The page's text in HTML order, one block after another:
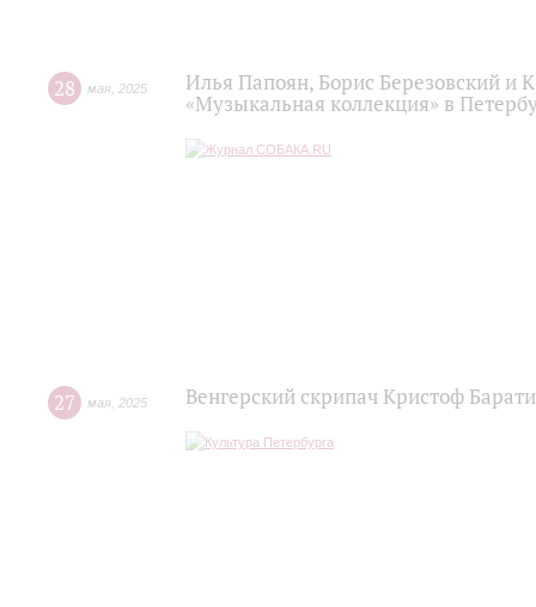
28 мая 2025
Илья Папоян, Борис Березовский и
«Музыкальная коллекция» в
27 мая 2025 Венгерский скрипач Кристоф